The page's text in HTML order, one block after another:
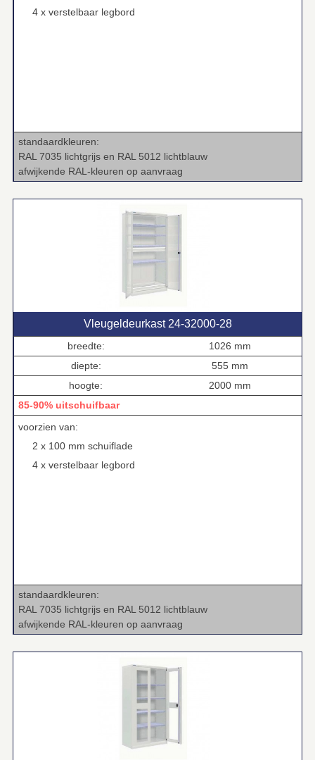
4 x verstelbaar legbord
standaardkleuren:
RAL 7035 lichtgrijs en RAL 5012 lichtblauw
afwijkende RAL‑kleuren op aanvraag
Vleugeldeurkast 24‑32000‑28
breedte:
1026 mm
diepte:
555 mm
hoogte:
2000 mm
85-90% uitschuifbaar
voorzien van:
2 x 100 mm schuiflade
4 x verstelbaar legbord
standaardkleuren:
RAL 7035 lichtgrijs en RAL 5012 lichtblauw
afwijkende RAL‑kleuren op aanvraag